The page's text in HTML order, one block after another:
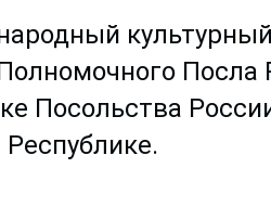
Посла
Посольства